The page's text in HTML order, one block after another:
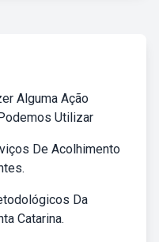
Alguma Ação
Utilizar
De Acolhimento
Da
Catarina.